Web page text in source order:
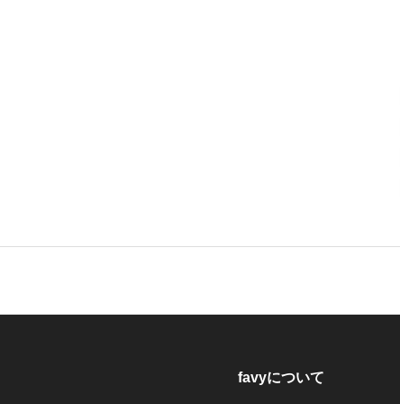
favyについて